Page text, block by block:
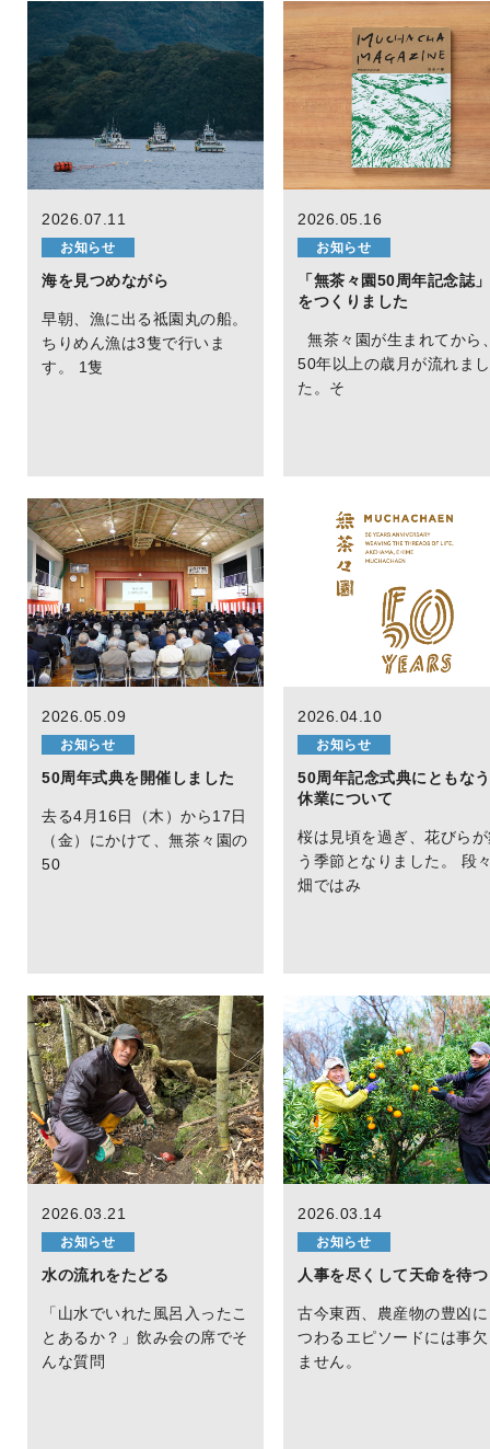
2026.07.11
お知らせ
海を見つめながら
早朝、漁に出る祗園丸の船。
ちりめん漁は3隻で行いま
す。 1隻
2026.05.16
お知らせ
「無茶々園50周年記念誌」
をつくりました
無茶々園が生まれてから
50年以上の歳月が流れまし
た。そ
2026.05.09
お知らせ
50周年式典を開催しました
去る4月16日（木）から17日
（金）にかけて、無茶々園の
50
2026.04.10
お知らせ
50周年記念式典にともなう
休業について
桜は見頃を過ぎ、花びら
う季節となりました。 段
畑ではみ
2026.03.21
お知らせ
水の流れをたどる
「山水でいれた風呂入ったこ
とあるか？」飲み会の席でそ
んな質問
2026.03.14
お知らせ
人事を尽くして天命を待つ
古今東西、農産物の豊凶
つわるエピソードには事
ません。